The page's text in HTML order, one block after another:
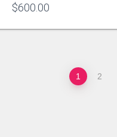
$600.00
1 2